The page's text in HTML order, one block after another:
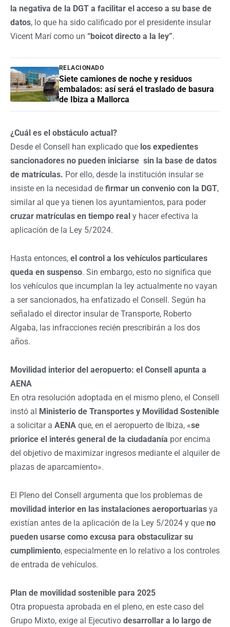
la negativa de la DGT a facilitar el acceso a su base de
datos, lo que ha sido calificado por el presidente insular
Vicent Marí como un “boicot directo a la ley”.
RELACIONADO
Siete camiones de noche y residuos
embalados: así será el traslado de basura
de Ibiza a Mallorca
¿Cuál es el obstáculo actual?
Desde el Consell han explicado que los expedientes
sancionadores no pueden iniciarse sin la base de datos
de matrículas. Por ello, desde la institución insular se
insiste en la necesidad de firmar un convenio con la DGT,
similar al que ya tienen los ayuntamientos, para poder
cruzar matrículas en tiempo real y hacer efectiva la
aplicación de la Ley 5/2024.
Hasta entonces, el control a los vehículos particulares
queda en suspenso. Sin embargo, esto no significa que
los vehículos que incumplan la ley actualmente no vayan
a ser sancionados, ha enfatizado el Consell. Según ha
señalado el director insular de Transporte, Roberto
Algaba, las infracciones recién prescribirán a los dos
años.
Movilidad interior del aeropuerto: el Consell apunta a
AENA
En otra resolución adoptada en el mismo pleno, el Consell
instó al Ministerio de Transportes y Movilidad Sostenible
a solicitar a AENA que, en el aeropuerto de Ibiza, «se
priorice el interés general de la ciudadanía por encima
del objetivo de maximizar ingresos mediante el alquiler de
plazas de aparcamiento».
El Pleno del Consell argumenta que los problemas de
movilidad interior en las instalaciones aeroportuarias ya
existían antes de la aplicación de la Ley 5/2024 y que no
pueden usarse como excusa para obstaculizar su
cumplimiento, especialmente en lo relativo a los controles
de entrada de vehículos.
Plan de movilidad sostenible para 2025
Otra propuesta aprobada en el pleno, en este caso del
Grupo Mixto, exige al Ejecutivo desarrollar a lo largo de